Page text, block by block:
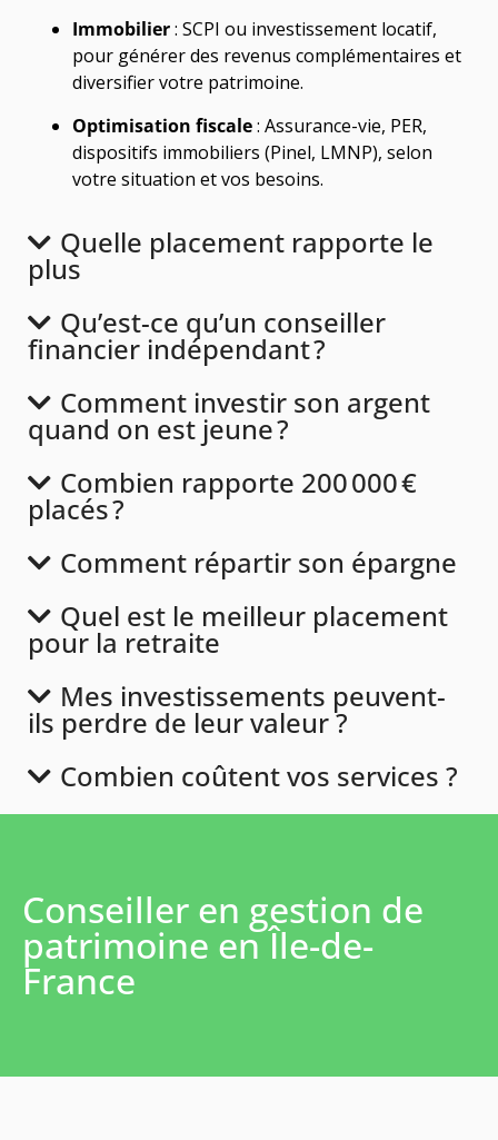
Immobilier: SCPI ou investissement locatif,
pour générer des revenus complémentaires et
diversifier votre patrimoine.
Optimisation fiscale: Assurance-vie, PER,
dispositifs immobiliers (Pinel, LMNP), selon
votre situation et vos besoins.
Quelle placement rapporte le
plus
Qu’est-ce qu’un conseiller
financier indépendant ?
Comment investir son argent
quand on est jeune ?
Combien rapporte 200 000 €
placés ?
Comment répartir son épargne
Quel est le meilleur placement
pour la retraite
Mes investissements peuvent-
ils perdre de leur valeur ?
Combien coûtent vos services ?
Conseiller en gestion de
patrimoine en Île-de-
France